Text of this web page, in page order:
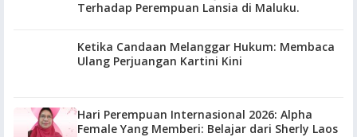
Terhadap Perempuan Lansia di Maluku.
Ketika Candaan Melanggar Hukum: Membaca
Ulang Perjuangan Kartini Kini
Hari Perempuan Internasional 2026: Alpha
Female Yang Memberi: Belajar dari Sherly Laos